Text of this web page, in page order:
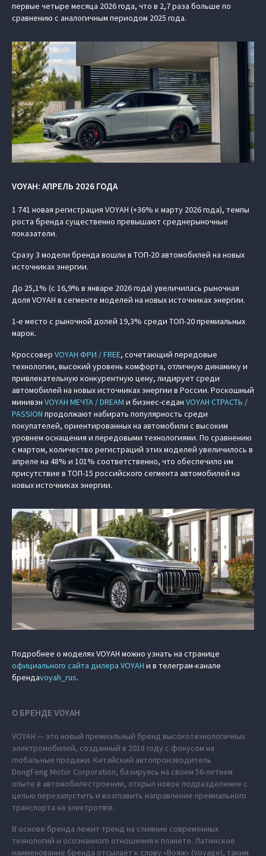
первые четыре месяца 2026 года, что в 2,7 раза больше по
сравнению с аналогичным периодом 2025 года.
VOYAH: АПРЕЛЬ 2026 ГОДА
1 741 новая регистрация VOYAH (+36% к марту 2026 года), темпы
роста бренда существенно превышают среднерыночные
показатели.
Сразу 3 модели бренда вошли в ТОП-20 автомобилей на новых
источниках энергии.
До 25,1% (с 16,9% в январе 2026 года) увеличилась рыночная
доля VOYAH в сегменте моделей на новых источниках энергии.
1-е место с рыночной долей 19,3% среди ТОП-20 премиальных
марок.
Кроссовер VOYAH ФРИ / FREE, сочетающий передовые
технологии, высокий уровень комфорта, отличную динамику и
привлекательную конкурентную цену, лидирует среди
автомобилей на новых источниках энергии в России. Роскошный
минивэн VOYAH МЕЧТА / DREAM и бизнес-седан VOYAH СТРАСТЬ /
PASSION продолжают набирать популярность среди
покупателей, ориентированных на автомобили с высоким
уровнем оснащения и передовыми технологиями. По сравнению
с мартом, количество регистраций этих моделей увеличилось в
апреле на 48% и 101% соответственно, что обеспечило им
присутствие в ТОП-15 российского сегмента автомобилей на
новых источниках энергии.
Подробнее о моделях VOYAH можно узнать на странице
официального сайта дилера VOYAH и в телеграм-канале
брендаvoyah_rus.
О БРЕНДЕ VOYAH
VOYAH — это новый премиальный бренд высокотехнологичных
электромобилей, созданный в 2018 году с фокусом на
глобальные продажи. Китайский автопроизводитель
DongFeng Motor Corporation, базируясь на своем 56-летнем
опыте в автомобилестроении, открыл новое подразделение с
целью перезапустить и возглавить направление премиального
транспорта на электротяге.
В основе бренда лежит тренд на слияние современных
технологий и осознанного отношения к планете. Латинское
наименование бренда отсылает к слову «Вояж» (Voyage), таким